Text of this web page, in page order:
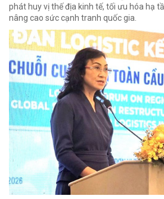
phát huy vị thế địa kinh tế, tối ưu hóa hạ
nâng cao sức cạnh tranh quốc gia.